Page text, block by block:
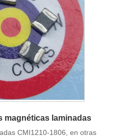
magnéticas laminadas
CMI1210-1806, en otras